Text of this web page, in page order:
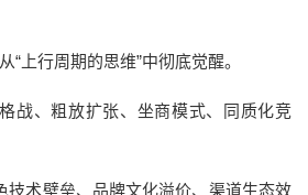
“上行周期的思维”中彻底觉醒。
战、粗放扩张、坐商模式、同质化竞
技术壁垒、品牌文化溢价、渠道生态效